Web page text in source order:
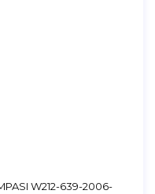
W212-639-2006-